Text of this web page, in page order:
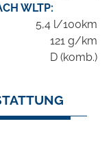
WLTP:
5,4 l/100km
121 g/km
D (komb.)